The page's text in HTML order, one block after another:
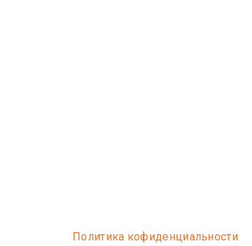
Политика кофиденциальности